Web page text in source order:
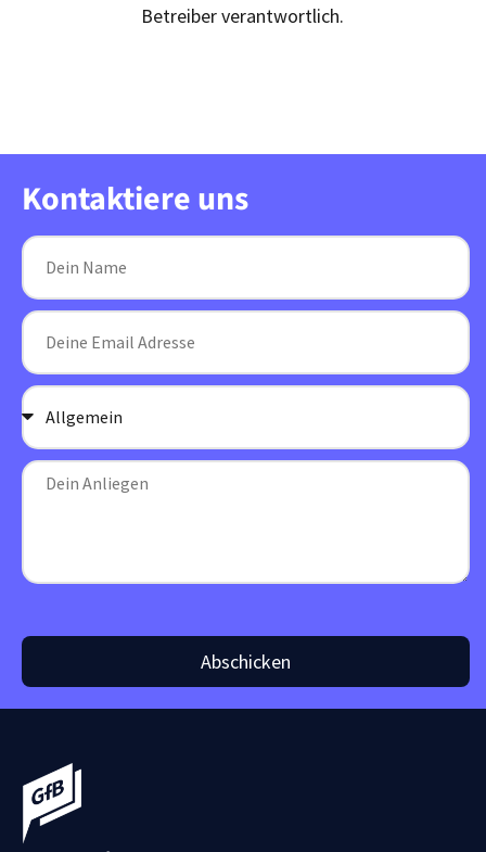
Betreiber verantwortlich.
Kontaktiere uns
Abschicken